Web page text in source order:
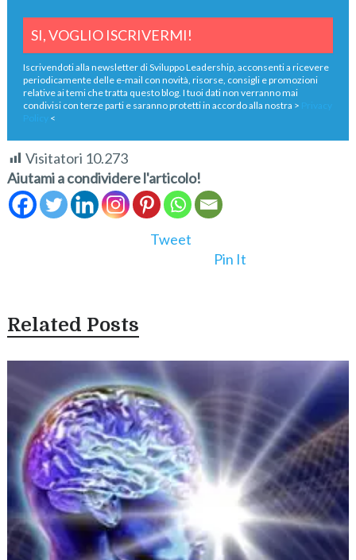
Iscrivendoti alla newsletter di Sviluppo Leadership, acconsenti a ricevere
periodicamente delle e-mail con novità, risorse, consigli e promozioni
relative ai temi che tratta questo blog. I tuoi dati non verranno mai
condivisi con terze parti e saranno protetti in accordo alla nostra > Privacy
Policy
<
Visitatori 10.273
Aiutami a condividere l'articolo!
Tweet
Pin It
Related Posts